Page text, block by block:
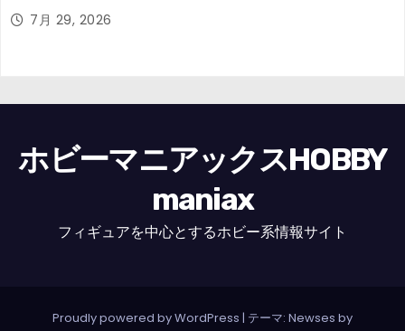
7月 29, 2026
ホビーマニアックスHOBBY
maniax
フィギュアを中心とするホビー系情報サイト
Proudly powered by WordPress | テーマ: Newses by